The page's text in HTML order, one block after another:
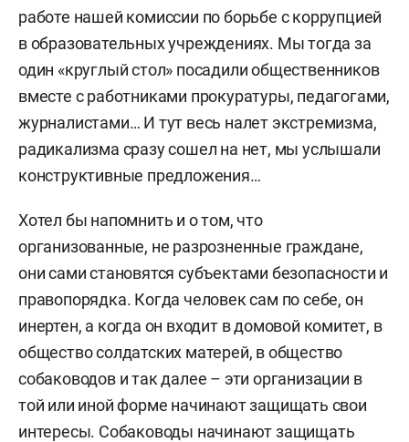
работе нашей комиссии по борьбе с коррупцией
в образовательных учреждениях. Мы тогда за
один «круглый стол» посадили общественников
вместе с работниками прокуратуры, педагогами,
журналистами… И тут весь налет экстремизма,
радикализма сразу сошел на нет, мы услышали
конструктивные предложения…
Хотел бы напомнить и о том, что
организованные, не разрозненные граждане,
они сами становятся субъектами безопасности и
правопорядка. Когда человек сам по себе, он
инертен, а когда он входит в домовой комитет, в
общество солдатских матерей, в общество
собаководов и так далее – эти организации в
той или иной форме начинают защищать свои
интересы. Собаководы начинают защищать